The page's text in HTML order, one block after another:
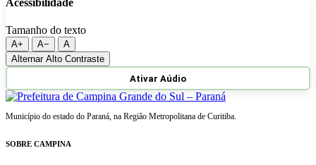
Acessibilidade
Tamanho do texto
A+ A−
A
Alternar Alto Contraste
Ativar Aúdio
Município do estado do Paraná, na Região Metropolitana de Curitiba.
SOBRE CAMPINA